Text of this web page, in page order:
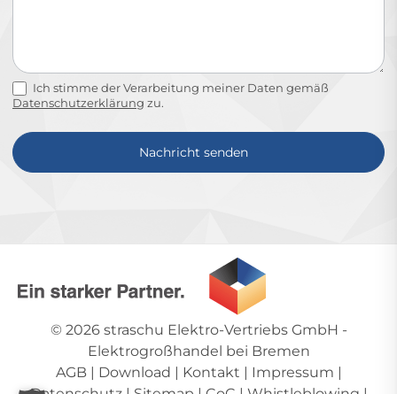
Ich stimme der Verarbeitung meiner Daten gemäß
Datenschutzerklärung zu.
Nachricht senden
© 2026 straschu Elektro-Vertriebs GmbH -
Elektrogroßhandel bei Bremen
AGB
Download Kontakt Impressum